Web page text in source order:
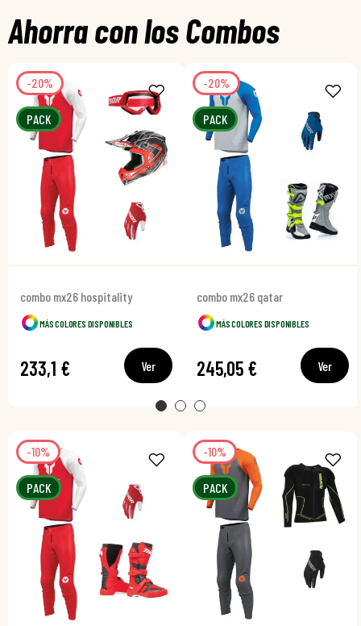
Ahorra con los Combos
PACK
-20%
combo mx26 hospitality
MÁS COLORES DISPONIBLES
233,1 € Ver
PACK
-20%
combo mx26 qatar
MÁS COLORES DISPONIBLES
245,05 € Ver
PACK
-10%
PACK
-10%